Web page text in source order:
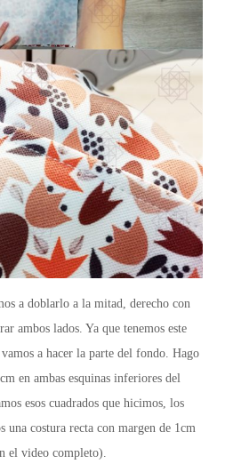
a doblarlo a la mitad, derecho con
ambos lados. Ya que tenemos este
a hacer la parte del fondo. Hago
en ambas esquinas inferiores del
esos cuadrados que hicimos, los
una costura recta con margen de 1cm
el video completo).